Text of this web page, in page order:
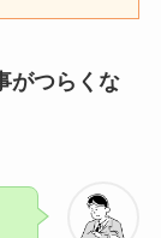
がつらくな